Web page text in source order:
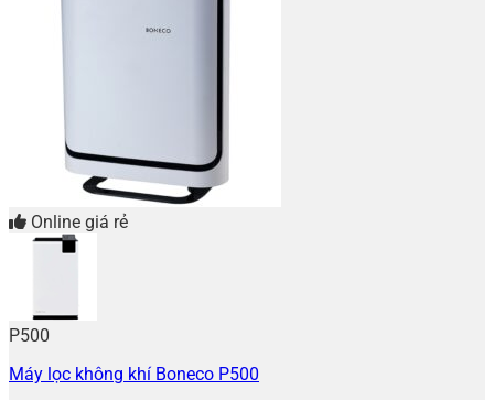
Online giá rẻ
P500
Máy lọc không khí Boneco P500